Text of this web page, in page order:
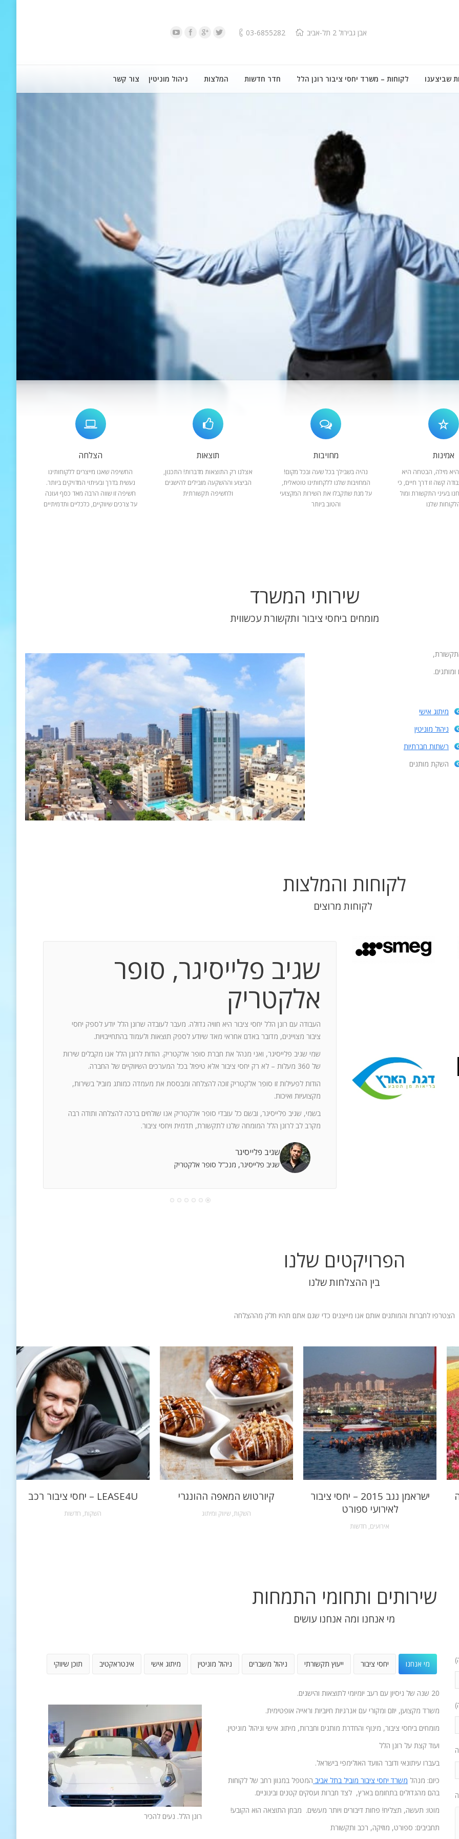
אבן גבירול 2 תל-אביב 03-6855282
שביצענו לקוחות – משרד יחסי ציבור רונן הלל חדר חדשות המלצות ניהול מוניטין צור קשר
אמינות
היא מילה, הבטחה היא
קשה זו דרך חיים, כי
בעיני התקשורת ומול
שלנו
מחויבות
נהיה בשבילך בכל שעה ובכל מקום!
המחויבות שלנו ללקחותינו טוטאלית,
על מנת שתקבלו את השירות המקצועי
והטוב ביותר
תוצאות
אצלנו רק התוצאות מדברות! התכנון,
הביצוע וההשקעה מובילים להישגים
ולחשיפה תקשורתית
הצלחה
החשיפה שאנו מייצרים ללקוחותינו
נעשית בדרך ובעיתוי המדויקים ביותר.
חשיפה זו שווה הרבה מאד כסף ועונה
על צרכים שיווקיים, כלכליים ותדמיתיים
שירותי המשרד
מומחים ביחסי ציבור ותקשורת עכשווית
מיתוג אישי
ניהול מוניטין
רשתות חברתיות
השקת מותגים
לקוחות והמלצות
לקוחות מרוצים
שגיב פלייסיגר, סופר
אלקטריק
העבודה עם רונן הלל יחסי ציבור היא חוויה גדולה. מעבר לעובדה שרונן הלל יודע לספק יחסי
ציבור מצויינים, מדובר באדם אחראי מאד שיודע לספק תוצאות ולעמוד בהתחייבויות.
שמי שגיב פלייסיגר, ואני מנהל את חברת סופר אלקטריק. הודות לרונן הלל אנו מקבלים שירות
של 360 מעלות – לא רק יחסי ציבור אלא טיפול בכל המערכים השיווקיים של החברה.
הודות לפעילות זו סופר אלקטריק זוכה להצלחה ומבססת את מעמדה כמותג מוביל בשירות,
מקצועיות ואיכות.
בשמי, שגיב פלייסיגר, ובשם כל עובדי סופר אלקטריק אנו שולחים ברכה להצלחה ותודה רבה
מקרב לב לרונן הלל המומחה שלנו לתקשורת, תדמית ויחסי ציבור.
שגיב פלייסיגר
שגיב פלייסיגר, מנכ"ל סופר אלקטריק
עבודה משותפת בת 10 שנים.
מספר תחנות: פארק מיני ישראל בלטרון,
, מדרבן ומייצר תקשורת יש
בך את היכולת להניע את כלל הצוות
חפץ ובקבועי זמן קצרים.
מימד פרסומי ומכיר את רזי הפעלתו. על אף
לצוות שלי ולי את התחושה, שרק אנו
שגורות בפיך. המאגר האנרגטי שלך בלתי
הפרויקטים שלנו
בין ההצלחות שלנו
הצטרפו לחברות והמותגים אותם אנו מייצגים כדי שגם אתם תהיו חלק מההצלחה
LEASE4U – יחסי ציבור רכב
השקות, חדשות
קיורטוש המאפה ההונגרי
השקות,שיווק ומיתוג
ישראמן נגב 2015 – יחסי ציבור
לאירועי ספורט
אירועים, חדשות
שירותים ותחומי התמחות
מי אנחנו ומה אנחנו עושים
מי אנחנו יחסי ציבור ייעוץ תקשורתי ניהול משברים ניהול מוניטין מיתוג אישי אינטראקטיב תוכן שיווקי
20 שנה של ניסיון עם רעב יומיומי לתוצאות והישגים.
רונן הלל. נעים להכיר
משרד מקצוען, יוזם ומקורי עם אנרגיות חיוביות וראייה אופטימית.
מומחים ביחסי ציבור, מינוף והחדרת מותגים וחברות, מיתוג אישי וניהול מוניטין.
ועוד קצת על רונן הלל
בעברו עיתונאי ודובר הוועד האולימפי בישראל.
כיום: מנהל משרד יחסי ציבור מוביל בתל אביב המטפל במגוון רחב של לקוחות
בהם מהגדולים בתחומם בארץ, לצד חברות ועסקים קטנים ובינוניים.
מוטו: תעשה, תצליח! פחות דיבורים ויותר מעשים. מבחן התוצאה הוא הקובע!
תחביבים: ספורט, מוזיקה, רכב ותקשורת